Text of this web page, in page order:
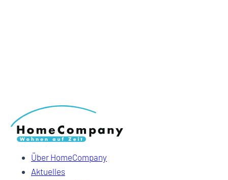
Über HomeCompany
Aktuelles